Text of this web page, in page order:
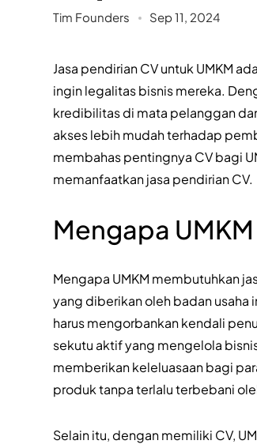
Tim Founders Sep 11, 2024
Jasa pendirian CV untuk UMKM
ingin legalitas bisnis mereka.
kredibilitas di mata pelanggan
akses lebih mudah terhadap
membahas pentingnya CV bagi
memanfaatkan jasa pendirian CV.
Mengapa
Mengapa UMKM membutuhkan
yang diberikan oleh badan usaha
harus mengorbankan kendali
sekutu aktif yang mengelola
memberikan keleluasaan bagi
produk tanpa terlalu terbebani
Selain itu, dengan memiliki CV,